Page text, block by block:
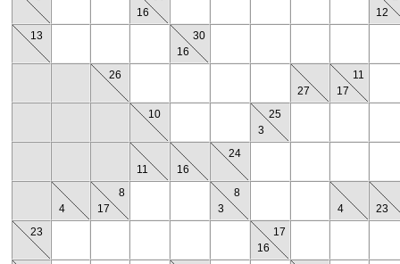
16
12
13
30
16
26
27
11
17
10
25
3
11 16
24
4
8
17
8
3
4
23
23
17
16